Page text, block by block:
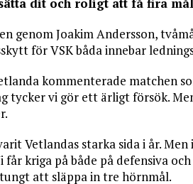
genom Joakim Andersson,
för VSK båda innebar
kommenterade matchen
tycker vi gör ett ärligt försök.
Vetlandas starka sida i år.
kriga på både på defensiva
att släppa in tre hörnmål.